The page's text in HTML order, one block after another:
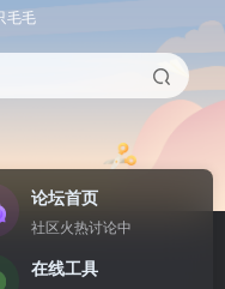
毛毛
论坛首页
社区火热讨论中
在线工具